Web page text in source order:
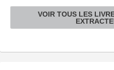
VOIR TOUS LES